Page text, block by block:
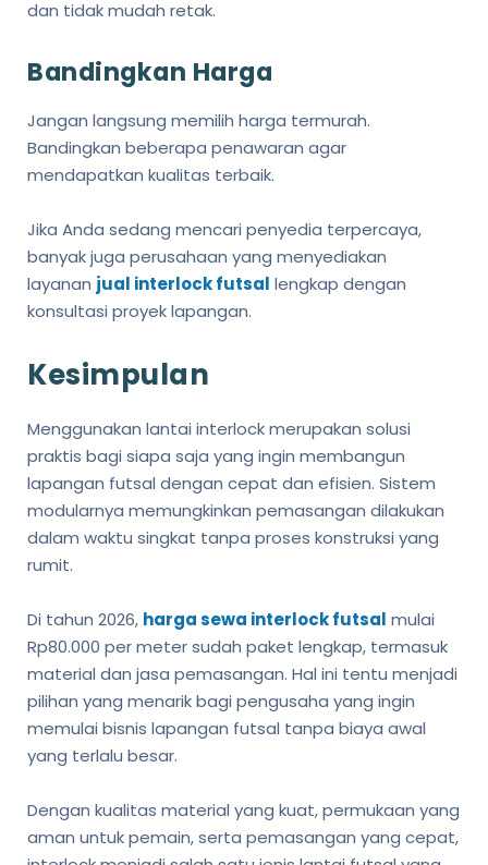
dan tidak mudah retak.
Bandingkan Harga
Jangan langsung memilih harga termurah.
Bandingkan beberapa penawaran agar
mendapatkan kualitas terbaik.
Jika Anda sedang mencari penyedia terpercaya,
banyak juga perusahaan yang menyediakan
layanan jual interlock futsal lengkap dengan
konsultasi proyek lapangan.
Kesimpulan
Menggunakan lantai interlock merupakan solusi
praktis bagi siapa saja yang ingin membangun
lapangan futsal dengan cepat dan efisien. Sistem
modularnya memungkinkan pemasangan dilakukan
dalam waktu singkat tanpa proses konstruksi yang
rumit.
Di tahun 2026, harga sewa interlock futsal mulai
Rp80.000 per meter sudah paket lengkap, termasuk
material dan jasa pemasangan. Hal ini tentu menjadi
pilihan yang menarik bagi pengusaha yang ingin
memulai bisnis lapangan futsal tanpa biaya awal
yang terlalu besar.
Dengan kualitas material yang kuat, permukaan yang
aman untuk pemain, serta pemasangan yang cepat,